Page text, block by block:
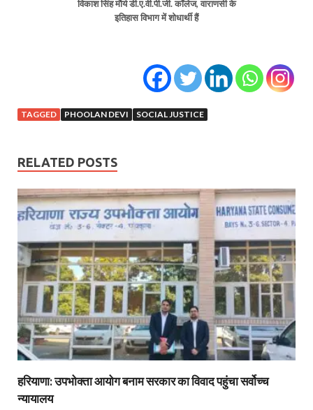
विकाश सिंह मौर्य डी.ए.वी.पी.जी. कॉलेज, वाराणसी के
इतिहास विभाग में शोधार्थी हैं
TAGGED PHOOLAN DEVI SOCIAL JUSTICE
RELATED POSTS
हरियाणा: उपभोक्ता आयोग बनाम सरकार का विवाद पहुंचा सर्वोच्च
न्यायालय